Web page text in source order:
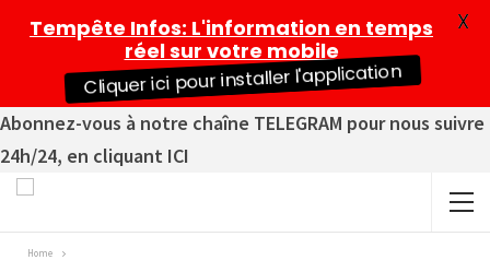
Abonnez-vous à notre chaîne TELEGRAM pour nous suivre
24h/24, en cliquant ICI
Home
Tempête Infos: L'information en temps
réel sur votre mobile
Cliquer ici pour installer l'application
X